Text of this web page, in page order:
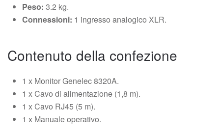
Peso: 3.2 kg.
Connessioni: 1 ingresso analogico XLR.
Contenuto della confezione
1 x Monitor Genelec 8320A.
1 x Cavo di alimentazione (1,8 m).
1 x Cavo RJ45 (5 m).
1 x Manuale operativo.